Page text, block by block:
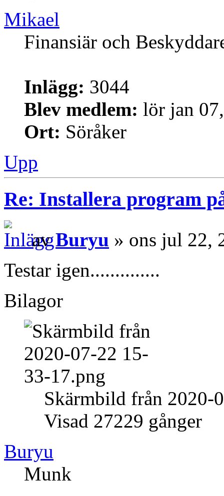
Mikael
Finansiär och
Inlägg: 3044
Blev medlem: lör jan
Ort: Söråker
Upp
Re: Installera program
avBuryu » ons jul 22,
Testar igen..............
Bilagor
Skärmbild från 2020-
Visad 27229 gånger
Buryu
Munk